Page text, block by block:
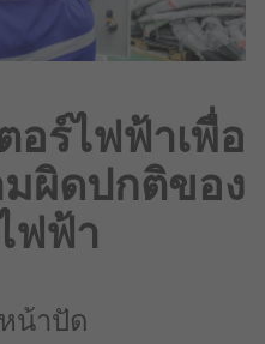
อร์ไฟฟ้าเพื่อ
ผิดปกติของ
ฟฟ้า
น้าปัด